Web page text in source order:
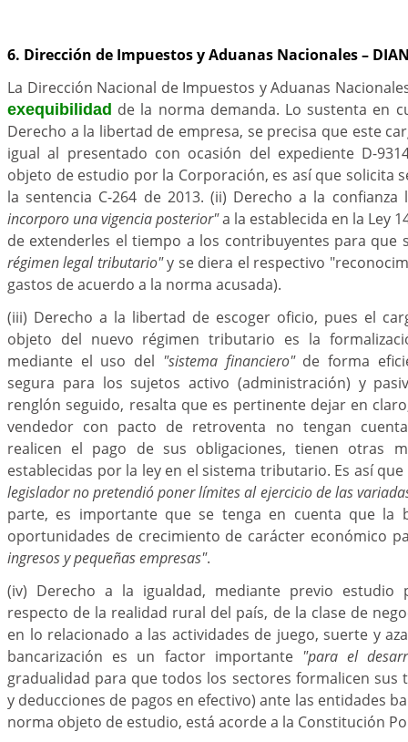
6. Dirección de Impuestos y Aduanas Nacionales –
La Dirección Nacional de Impuestos y Aduanas
exequibilidad de la norma demanda. Lo sustenta en
Derecho a la libertad de empresa, se precisa que este
igual al presentado con ocasión del expediente D-
objeto de estudio por la Corporación, es así que solicita
la sentencia C-264 de 2013. (ii) Derecho a la
incorporo una vigencia posterior"a la establecida en la Ley
de extenderles el tiempo a los contribuyentes para que
régimen legal tributario"y se diera el respectivo
gastos de acuerdo a la norma acusada).
(iii) Derecho a la libertad de escoger oficio, pues el
objeto del nuevo régimen tributario es la
mediante el uso del "sistema financiero"de forma
segura para los sujetos activo (administración) y
renglón seguido, resalta que es pertinente dejar en
vendedor con pacto de retroventa no tengan
realicen el pago de sus obligaciones, tienen otras
establecidas por la ley en el sistema tributario. Es así
legislador no pretendió poner límites al ejercicio de las
parte, es importante que se tenga en cuenta que la
oportunidades de crecimiento de carácter económico
ingresos y pequeñas empresas".
(iv) Derecho a la igualdad, mediante previo estudio
respecto de la realidad rural del país, de la clase de
en lo relacionado a las actividades de juego, suerte y
bancarización es un factor importante "para el
gradualidad para que todos los sectores formalicen sus
y deducciones de pagos en efectivo) ante las entidades
norma objeto de estudio, está acorde a la Constitución